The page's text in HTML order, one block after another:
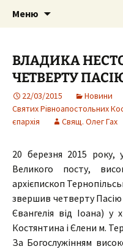
Собор Святих
Костянтина
Тернопіль
Собор Святих
Костянтина і
Патріархату
Меню
ВЛАДИКА
ЧЕТВЕРТУ
22/03/2015 Новини
Святих Рівноапостольних
єпархія
Свящ. Олег Гах
20 березня 2015 року,
Великого посту,
архієпископ
звершив четверту
Євангелія від Іоана) у
Костянтина і Єлени м.
За Богослужінням